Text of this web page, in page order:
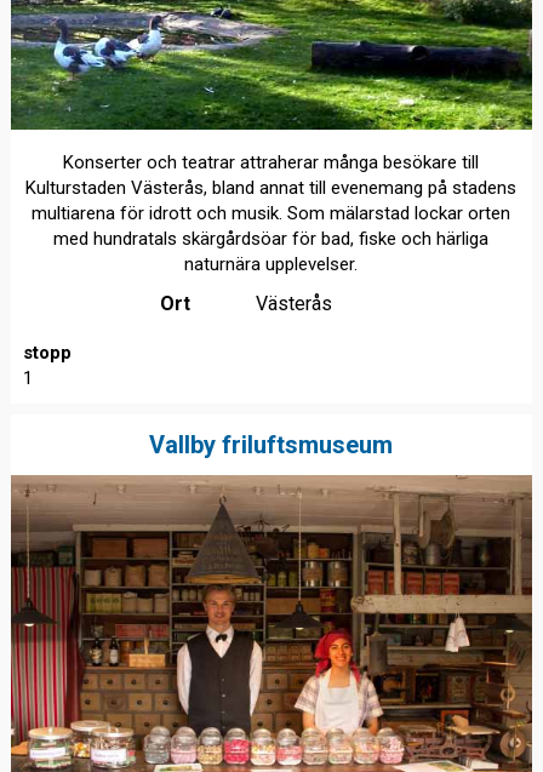
Konserter och teatrar attraherar många besökare till
Kulturstaden Västerås, bland annat till evenemang på stadens
multiarena för idrott och musik. Som mälarstad lockar orten
med hundratals skärgårdsöar för bad, fiske och härliga
naturnära upplevelser.
Ort Västerås
stopp
1
Vallby friluftsmuseum